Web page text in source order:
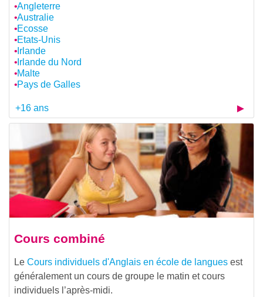
Angleterre
Australie
Ecosse
Etats-Unis
Irlande
Irlande du Nord
Malte
Pays de Galles
+16 ans
Cours combiné
Le Cours individuels d'Anglais en école de langues est
généralement un cours de groupe le matin et cours
individuels l’après-midi.